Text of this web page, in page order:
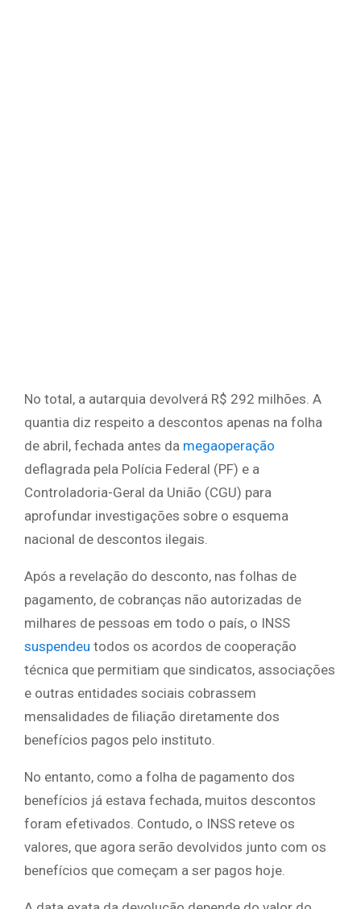
No total, a autarquia devolverá R$ 292 milhões. A
quantia diz respeito a descontos apenas na folha
de abril, fechada antes da megaoperação
deflagrada pela Polícia Federal (PF) e a
Controladoria-Geral da União (CGU) para
aprofundar investigações sobre o esquema
nacional de descontos ilegais.
Após a revelação do desconto, nas folhas de
pagamento, de cobranças não autorizadas de
milhares de pessoas em todo o país, o INSS
suspendeu todos os acordos de cooperação
técnica que permitiam que sindicatos, associações
e outras entidades sociais cobrassem
mensalidades de filiação diretamente dos
benefícios pagos pelo instituto.
No entanto, como a folha de pagamento dos
benefícios já estava fechada, muitos descontos
foram efetivados. Contudo, o INSS reteve os
valores, que agora serão devolvidos junto com os
benefícios que começam a ser pagos hoje.